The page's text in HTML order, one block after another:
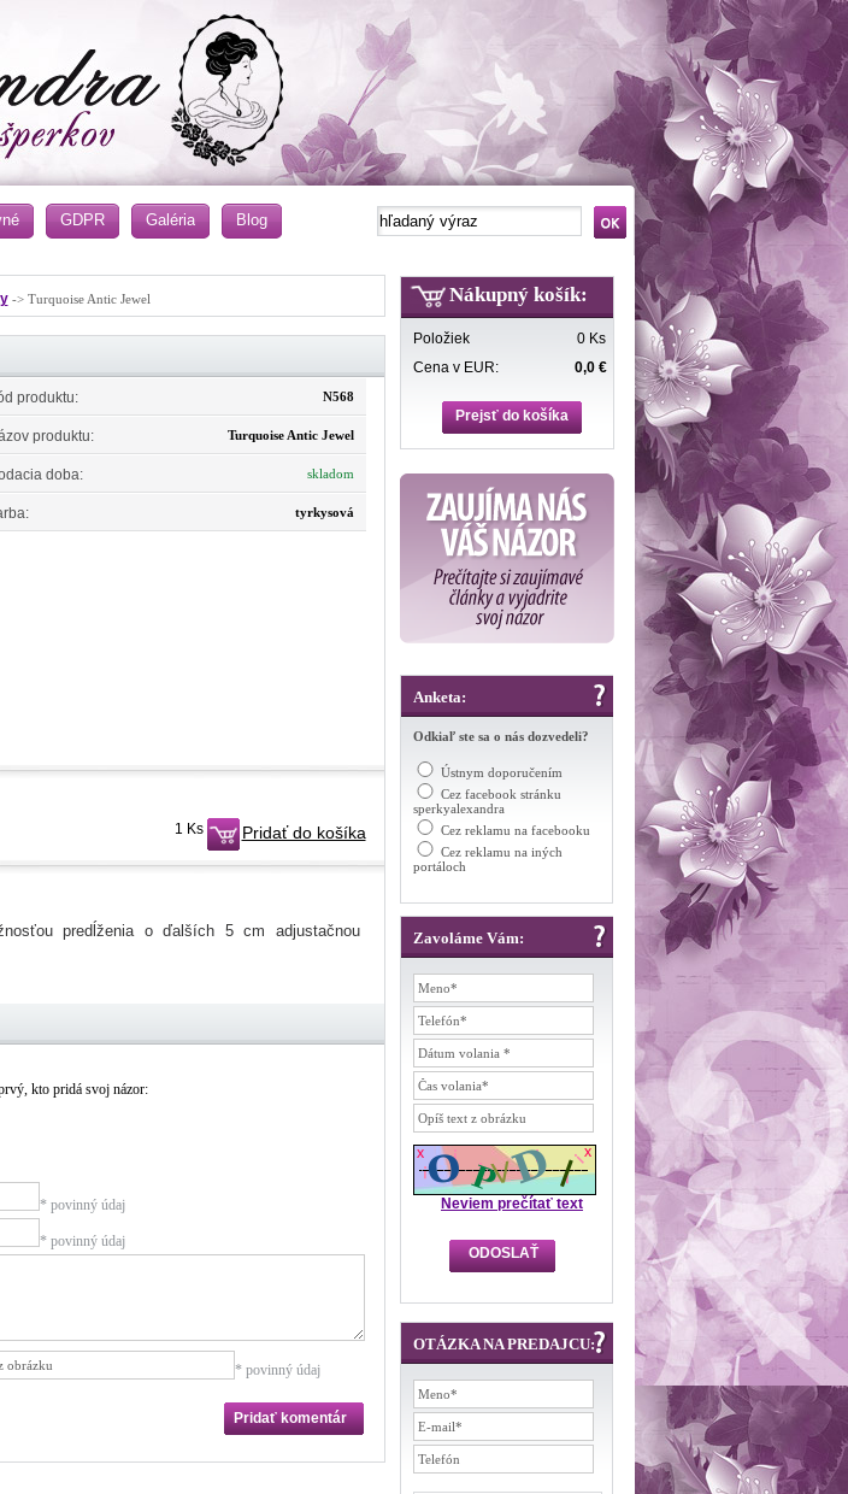
GDPR Galéria Blog
-> Turquoise Antic Jewel Nákupný košík:
Položiek
0 Ks
Cena v EUR:
0,0 €
Prejsť do košíka
Anketa:
Odkiaľ ste sa o nás dozvedeli?
Ústnym doporučením
Cez facebook stránku
sperkyalexandra
Cez reklamu na facebooku
Cez reklamu na iných
portáloch
Zavoláme Vám:
Neviem prečítať text
OTÁZKA NA PREDAJCU:
produktu: N568
produktu: Turquoise Antic Jewel
doba: skladom
tyrkysová
1 Ks Pridať do košíka
predĺženia o ďalších 5 cm adjustačnou
kto pridá svoj názor:
* povinný údaj
* povinný údaj
* povinný údaj